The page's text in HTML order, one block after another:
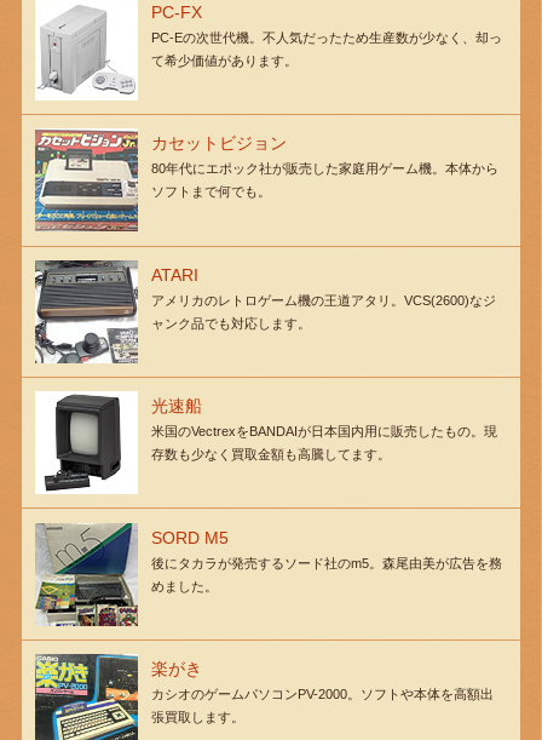
PC-FX
PC-Eの次世代機。不人気だったため生産数が少なく、却っ
て希少価値があります。
カセットビジョン
80年代にエポック社が販売した家庭用ゲーム機。本体から
ソフトまで何でも。
ATARI
アメリカのレトロゲーム機の王道アタリ。VCS(2600)なジ
ャンク品でも対応します。
光速船
米国のVectrexをBANDAIが日本国内用に販売したもの。現
存数も少なく買取金額も高騰してます。
SORD M5
後にタカラが発売するソード社のm5。森尾由美が広告を務
めました。
楽がき
カシオのゲームパソコンPV-2000。ソフトや本体を高額出
張買取します。